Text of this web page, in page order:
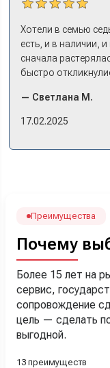
Хотели в семью
есть, и в наличии,
сначала
быстро
примериться. Нам
же день купили
менеджеру
— Светлана М.
17.02.2025
Преимущества
Почему
Более 15 лет на
сервис,
сопровождение
цель — сделать
выгодной.
13 преимуществ